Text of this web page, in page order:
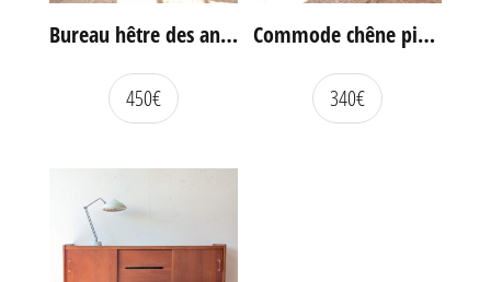
Bureau hêtre des années 60
450€
Commode chêne pieds compas vintage
340€